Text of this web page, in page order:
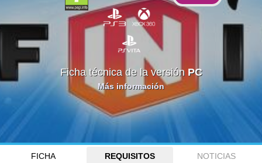
Ficha técnica de la versión PC
Más información
FICHA REQUISITOS
NOTICIAS